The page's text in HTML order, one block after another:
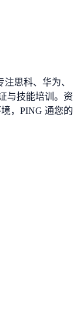
思科、华为、
与技能培训。资
， PING 通您的